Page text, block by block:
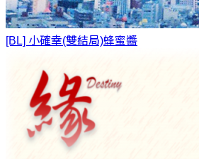
[BL] 小確幸(雙結局)蜂蜜醬